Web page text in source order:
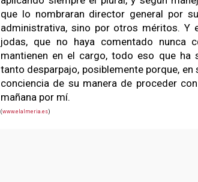
que lo nombraran director general por
administrativa, sino por otros méritos. Y
jodas, que no haya comentado nunca
mantienen en el cargo, todo eso que ha
tanto desparpajo, posiblemente porque,
conciencia de su manera de proceder
mañana por mí.
(www.elalmeria.es)